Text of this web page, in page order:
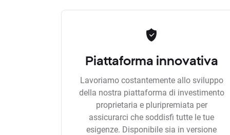
Piattaforma innovativa
Lavoriamo costantemente allo sviluppo
della nostra piattaforma di investimento
proprietaria e pluripremiata per
assicurarci che soddisfi tutte le tue
esigenze. Disponibile sia in versione